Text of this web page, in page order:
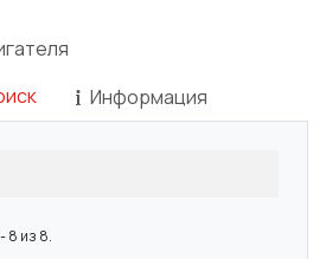
Информация
8 из 8.